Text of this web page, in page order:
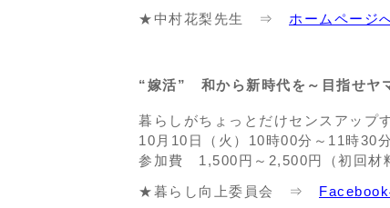
★中村花梨先生 ⇒ ホームページ
“嫁活” 和から新時代を～目指せヤ
暮らしがちょっとだけセンスアップ
10月10日（火）10時00分～11時30分
参加費 1,500円～2,500円（初回材
★暮らし向上委員会 ⇒ Facebook